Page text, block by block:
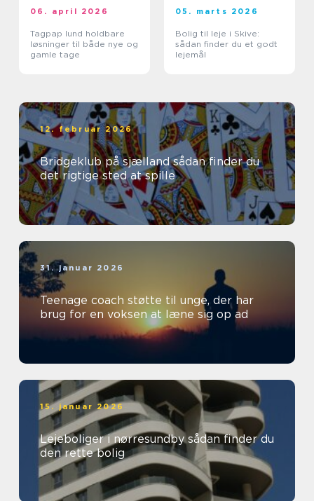
06. april 2026
Tagpap lund holdbare
løsninger til både nye og
gamle tage
05. marts 2026
Bolig til leje i Skive:
sådan finder du et godt
lejemål
12. februar 2026
Bridgeklub på sjælland sådan finder du
det rigtige sted at spille
31. januar 2026
Teenage coach støtte til unge, der har
brug for en voksen at læne sig op ad
15. januar 2026
Lejeboliger i nørresundby sådan finder du
den rette bolig